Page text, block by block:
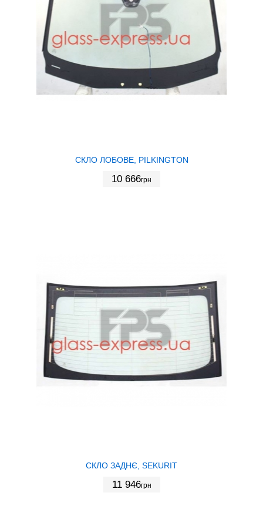
СКЛО ЛОБОВЕ, PILKINGTON
10 666грн
СКЛО ЗАДНЄ, SEKURIT
11 946грн